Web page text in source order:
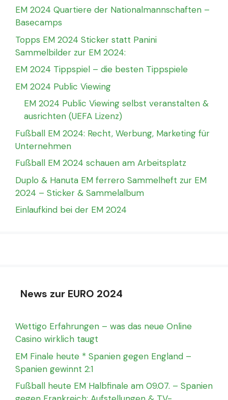
EM 2024 Quartiere der Nationalmannschaften –
Basecamps
Topps EM 2024 Sticker statt Panini
Sammelbilder zur EM 2024:
EM 2024 Tippspiel – die besten Tippspiele
EM 2024 Public Viewing
EM 2024 Public Viewing selbst veranstalten &
ausrichten (UEFA Lizenz)
Fußball EM 2024: Recht, Werbung, Marketing für
Unternehmen
Fußball EM 2024 schauen am Arbeitsplatz
Duplo & Hanuta EM ferrero Sammelheft zur EM
2024 – Sticker & Sammelalbum
Einlaufkind bei der EM 2024
News zur EURO 2024
Wettigo Erfahrungen – was das neue Online
Casino wirklich taugt
EM Finale heute * Spanien gegen England –
Spanien gewinnt 2:1
Fußball heute EM Halbfinale am 09.07. – Spanien